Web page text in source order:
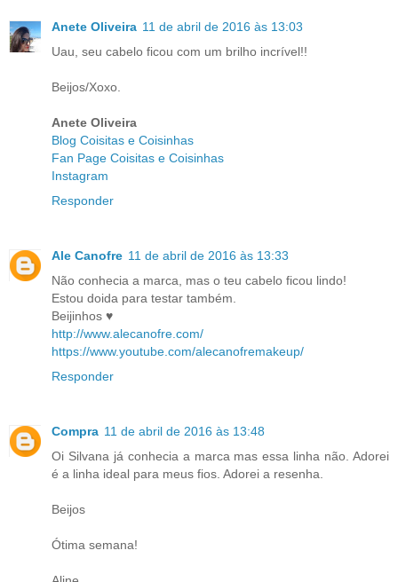
Anete Oliveira 11 de abril de 2016 às 13:03
Uau, seu cabelo ficou com um brilho incrível!!
Beijos/Xoxo.
Anete Oliveira
Blog Coisitas e Coisinhas
Fan Page Coisitas e Coisinhas
Instagram
Responder
Ale Canofre 11 de abril de 2016 às 13:33
Não conhecia a marca, mas o teu cabelo ficou lindo!
Estou doida para testar também.
Beijinhos ♥
http://www.alecanofre.com/
https://www.youtube.com/alecanofremakeup/
Responder
Compra 11 de abril de 2016 às 13:48
Oi Silvana já conhecia a marca mas essa linha não. Adorei
é a linha ideal para meus fios. Adorei a resenha.
Beijos
Ótima semana!